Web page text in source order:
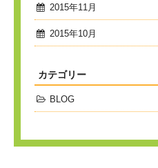
2015年11月
2015年10月
カテゴリー
BLOG